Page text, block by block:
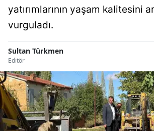
yatırımlarının yaşam kalitesini
vurguladı.
Sultan Türkmen
Editör